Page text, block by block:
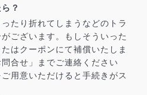
？
たり折れてしまうなどのトラ
ございます。もしそういった
はクーポンにて補償いたしま
合せ」までご連絡ください
用意いただけると手続きがス